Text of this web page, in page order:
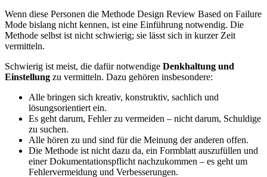
Wenn diese Personen die Methode Design Review Based on Failure
Mode bislang nicht kennen, ist eine Einführung notwendig. Die
Methode selbst ist nicht schwierig; sie lässt sich in kurzer Zeit
vermitteln.
Schwierig ist meist, die dafür notwendige Denkhaltung und
Einstellung zu vermitteln. Dazu gehören insbesondere:
Alle bringen sich kreativ, konstruktiv, sachlich und
lösungsorientiert ein.
Es geht darum, Fehler zu vermeiden – nicht darum, Schuldige
zu suchen.
Alle hören zu und sind für die Meinung der anderen offen.
Die Methode ist nicht dazu da, ein Formblatt auszufüllen und
einer Dokumentationspflicht nachzukommen – es geht um
Fehlervermeidung und Verbesserungen.